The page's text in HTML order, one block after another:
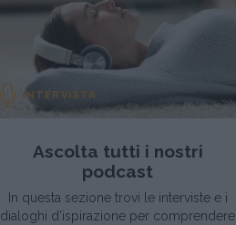
INTERVISTA
Ascolta tutti i nostri
podcast
In questa sezione trovi le interviste e i
dialoghi d'ispirazione per comprendere